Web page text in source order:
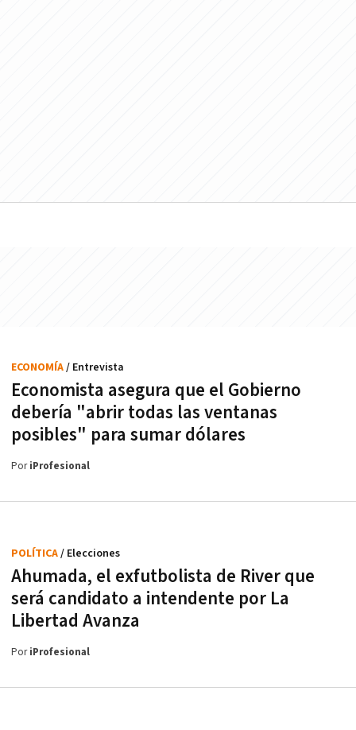
Economista asegura que el Gobierno
debería "abrir todas las ventanas
posibles" para sumar dólares
ECONOMÍA/ Entrevista
PoriProfesional
Ahumada, el exfutbolista de River que
será candidato a intendente por La
Libertad Avanza
POLÍTICA/ Elecciones
PoriProfesional